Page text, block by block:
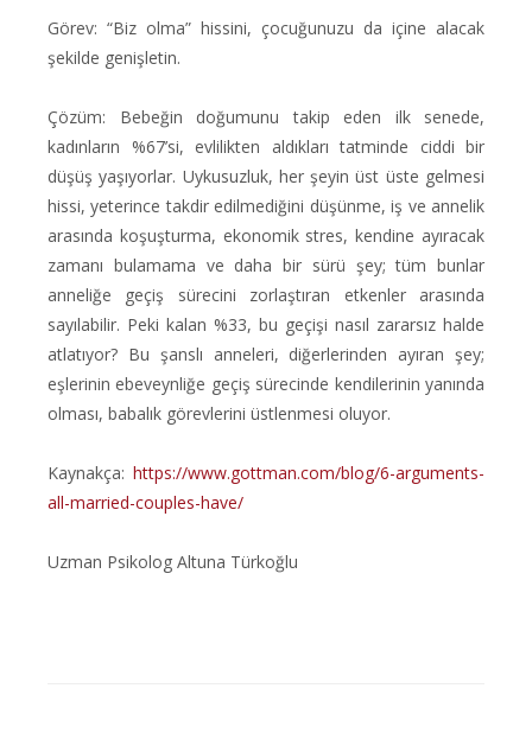
Görev: “Biz olma” hissini, çocuğunuzu da içine alacak
şekilde genişletin.
Çözüm: Bebeğin doğumunu takip eden ilk senede,
kadınların %67’si, evlilikten aldıkları tatminde ciddi bir
düşüş yaşıyorlar. Uykusuzluk, her şeyin üst üste gelmesi
hissi, yeterince takdir edilmediğini düşünme, iş ve annelik
arasında koşuşturma, ekonomik stres, kendine ayıracak
zamanı bulamama ve daha bir sürü şey; tüm bunlar
anneliğe geçiş sürecini zorlaştıran etkenler arasında
sayılabilir. Peki kalan %33, bu geçişi nasıl zararsız halde
atlatıyor? Bu şanslı anneleri, diğerlerinden ayıran şey;
eşlerinin ebeveynliğe geçiş sürecinde kendilerinin yanında
olması, babalık görevlerini üstlenmesi oluyor.
Kaynakça: https://www.gottman.com/blog/6-arguments-
all-married-couples-have/
Uzman Psikolog Altuna Türkoğlu